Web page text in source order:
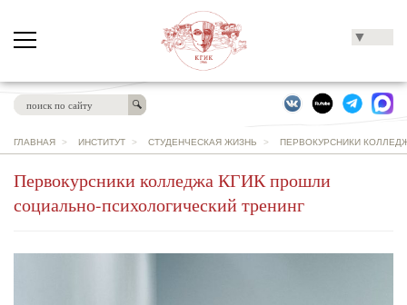
▼
ГЛАВНАЯ > ИНСТИТУТ > СТУДЕНЧЕСКАЯ ЖИЗНЬ > ПЕРВОКУРСНИКИ
Первокурсники колледжа КГИК прошли
социально-психологический тренинг